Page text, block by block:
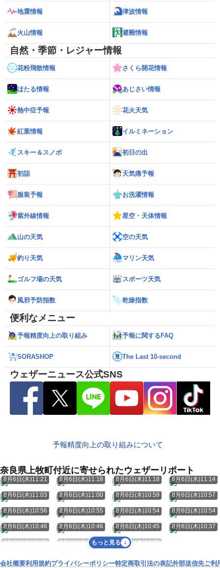
地震情報 津波情報
火山情報 避難情報
自然・季節・レジャー情報
花粉飛散情報 さくら開花情報
ほたる情報 あじさい情報
熱中症予報 花火天気
紅葉情報 イルミネーション
スキー＆スノボ 初日の出
初詣 天気痛予報
服装予報 お洗濯情報
紫外線情報 星空・天体情報
山の天気 空の天気
釣り天気 マリン天気
ゴルフ場の天気 スポーツ天気
風邪予防指数 乾燥指数
便利なメニュー
予報精度向上の取り組み 予報に関するFAQ
SORASHOP The Last 10-second
ウェザーニュース公式SNS
予報精度向上の取り組みについて
奈良県上牧町付近に寄せられたウェザーリポート
8月6日(木)11:21 8月6日(木)11:18 8月6日(木)11:18 8月6日(木)11:14
8月6日(木)11:03 8月6日(木)11:00 8月6日(木)10:59 8月6日(木)10:57
8月6日(木)10:56 8月6日(木)10:55 8月6日(木)10:54 8月6日(木)10:54
8月6日(木)10:46 8月6日(木)10:46 8月6日(木)10:45 8月6日(木)10:37
8月6日(木)10:36 8月6日(木)10:35 8月6日(木)10:35
もっと見る
会社概要利用規約プライバシーポリシー特定商取引法の表記外部送信先ご利